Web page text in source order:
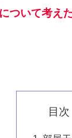
ついて考え
目次